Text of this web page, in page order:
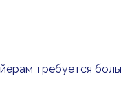
требуется